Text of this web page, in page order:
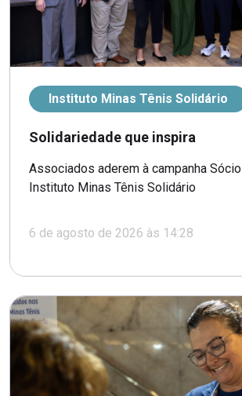
Instituto Minas Tênis Solidário
Solidariedade que inspira
Associados aderem à campanha
Instituto Minas Tênis Solidário
6 de agosto de 2026 às 14:28